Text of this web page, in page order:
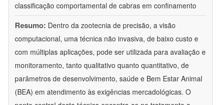
classificação comportamental de cabras em confinamento
Resumo: Dentro da zootecnia de precisão, a visão
computacional, uma técnica não invasiva, de baixo custo e
com múltiplas aplicações, pode ser utilizada para avaliação e
monitoramento, tanto qualitativo quanto quantitativo, de
parâmetros de desenvolvimento, saúde e Bem Estar Animal
(BEA) em atendimento às exigências mercadológicas. O